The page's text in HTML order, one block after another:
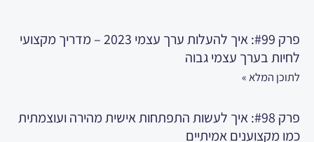
פרק #99: איך להעלות ערך עצמי 2023 – מדריך מקצועי
לחיות בערך עצמי גבוה
לתוכן המלא »
פרק #98: איך לעשות התפתחות אישית מהירה ועוצמתית
כמו מקצוענים אמיתיים